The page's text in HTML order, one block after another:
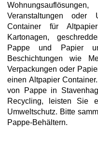
Veranstaltungen oder
Container für
Kartonagen,
Pappe und Papier
Beschichtungen wie
Verpackungen oder
einen Altpapier
von Pappe in
Recycling, leisten Sie
Umweltschutz. Bitte
Pappe-Behältern.